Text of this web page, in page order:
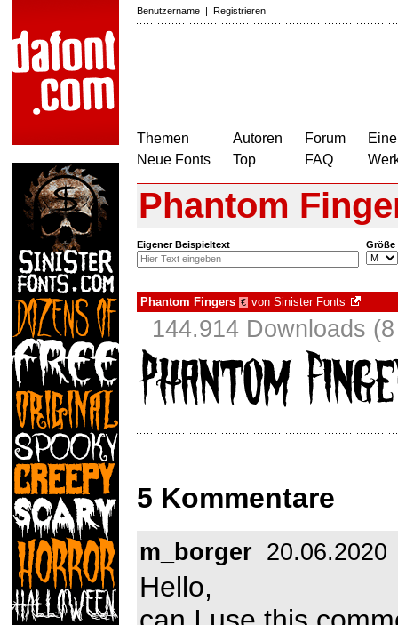
Benutzername | Registrieren
Themen
Neue Fonts
Autoren
Top
Forum
FAQ
Phantom
Eigener Beispieltext Größe
Phantom Fingers € von Sinister Fonts
144.914 Downloads
5 Kommentare
m_borger 20.06.2020
Hello,